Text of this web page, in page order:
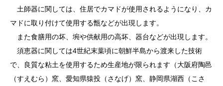
土師器に関しては、住居でカマドが使用されるようになり、カ
マドに取り付けて使用する甑などが出現します。
また食膳用の坏、埦や供献用の高坏、器台などが出現します。
須恵器に関しては4世紀末葉頃に朝鮮半島から渡来した技術
で、良質な粘土を使用するため生産地が限られます（大阪府陶邑
（すえむら）窯、愛知県猿投（さなげ）窯、静岡県湖西（こさ